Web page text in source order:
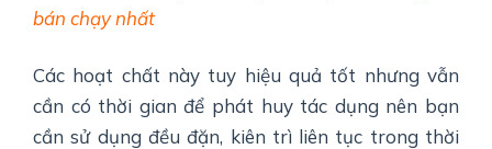
bán chạy nhất
Các hoạt chất này tuy hiệu quả tốt nhưng vẫn
cần có thời gian để phát huy tác dụng nên bạn
cần sử dụng đều đặn, kiên trì liên tục trong thời